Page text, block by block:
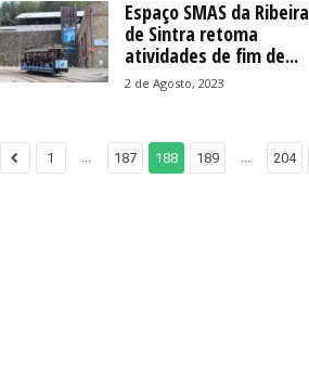
Espaço SMAS da Ribeira
de Sintra retoma
atividades de fim de...
2 de Agosto, 2023
1 ... 187 188 189 ... 204